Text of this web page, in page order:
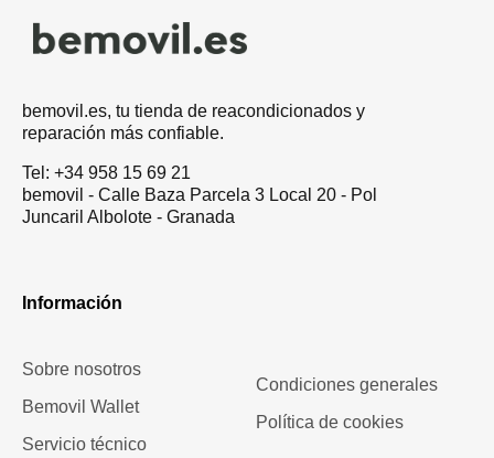
bemovil.es, tu tienda de reacondicionados y
reparación más confiable.
Tel: +34 958 15 69 21
bemovil - Calle Baza Parcela 3 Local 20 - Pol
Juncaril Albolote - Granada
Información
Sobre nosotros
Bemovil Wallet
Servicio técnico
Condiciones generales
Política de cookies